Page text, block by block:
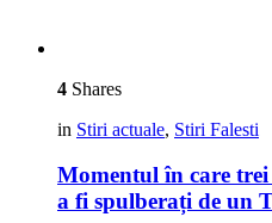
4 Shares
in Stiri actuale, Stiri Falesti
Momentul în care
a fi spulberați de un